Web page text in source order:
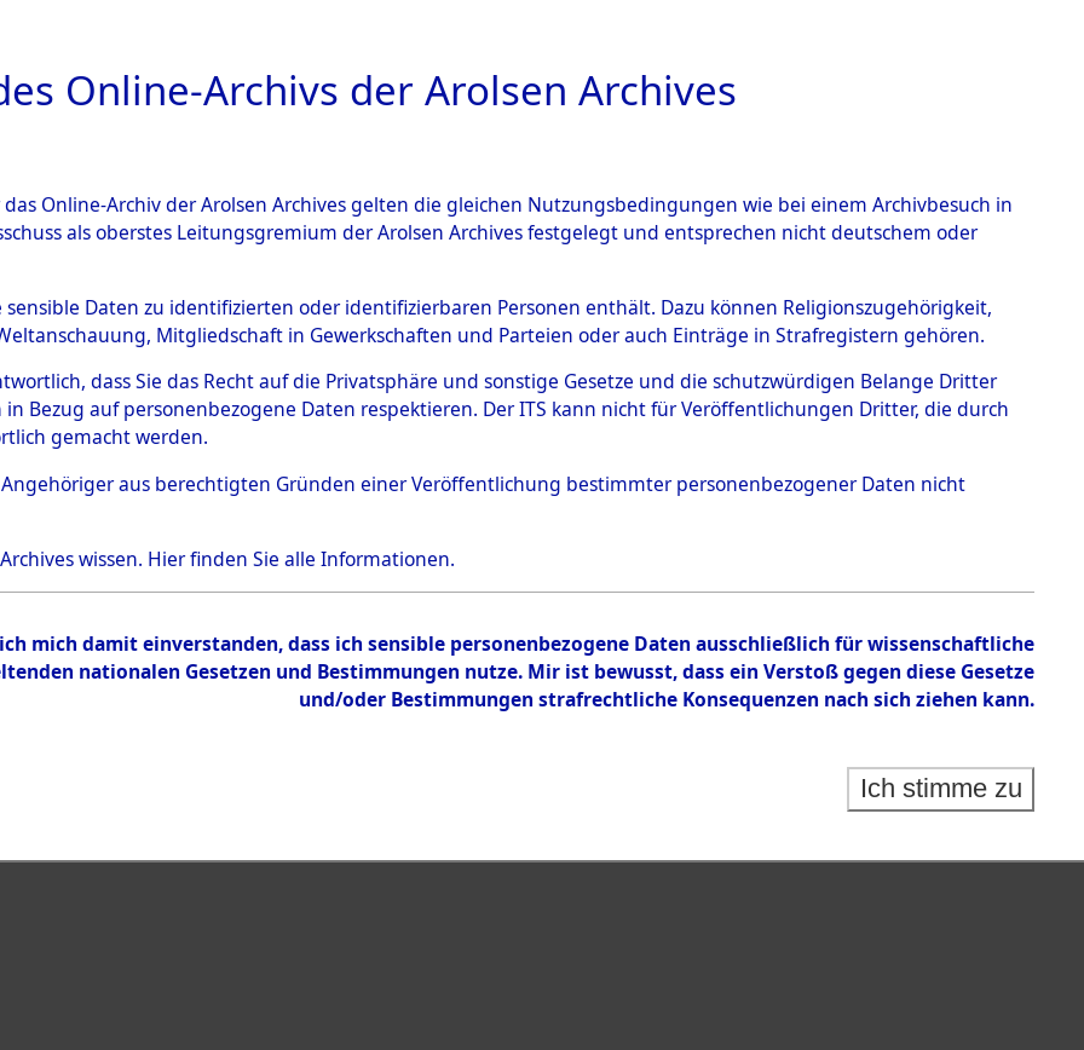
ARCHIVALE ÜBERSICHT BILD
→Kreis Sinsheim→0149 (101099821)
0149 (101099821)
Übergeordnetes
Baden-Württemberg
Inhalt
Zur Übersicht
Online-Archivs der Arolsen Archives
Online-Archiv der Arolsen Archives gelten die gleichen Nutzungsbedingungen wie bei einem Archivbesuch in
als oberstes Leitungsgremium der Arolsen Archives festgelegt und entsprechen nicht deutschem oder
sensible Daten zu identifizierten oder identifizierbaren Personen enthält. Dazu können Religionszugehörigkeit,
Mitgliedschaft in Gewerkschaften und Parteien oder auch Einträge in Strafregistern gehören.
dass Sie das Recht auf die Privatsphäre und sonstige Gesetze und die schutzwürdigen Belange Dritter
Bezug auf personenbezogene Daten respektieren. Der ITS kann nicht für Veröffentlichungen Dritter, die durch
gemacht werden.
Angehöriger aus berechtigten Gründen einer Veröffentlichung bestimmter personenbezogener Daten nicht
wissen. Hierfinden Sie alle Informationen.
mich damit einverstanden, dass ich sensible personenbezogene Daten ausschließlich für wissenschaftliche
nationalen Gesetzen und Bestimmungen nutze. Mir ist bewusst, dass ein Verstoß gegen diese Gesetze
und/oder Bestimmungen strafrechtliche Konsequenzen nach sich ziehen kann.
Ich stimme zu